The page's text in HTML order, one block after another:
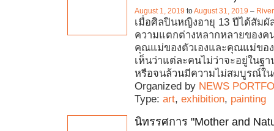
August 1, 2019 toAugust 31, 2019 –
เมื่อศิลปินหญิงอายุ 13 ปีได้สัมผั
ความแตกต่างหลากหลายของค
คุณแม่ของตัวเองและคุณแม่ขอ
เห็นว่าแต่ละคนไม่ว่าจะอยู่ในฐา
หรือจนล้วนมีความไม่สมบูรณ์ใน
Organized by NEWS
Type: art, exhibition, painting
นิทรรศการ "Mother and